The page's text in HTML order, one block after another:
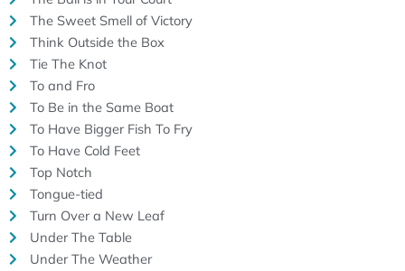
The Sweet Smell of Victory
Think Outside the Box
Tie The Knot
To and Fro
To Be in the Same Boat
To Have Bigger Fish To Fry
To Have Cold Feet
Top Notch
Tongue-tied
Turn Over a New Leaf
Under The Table
Under The Weather